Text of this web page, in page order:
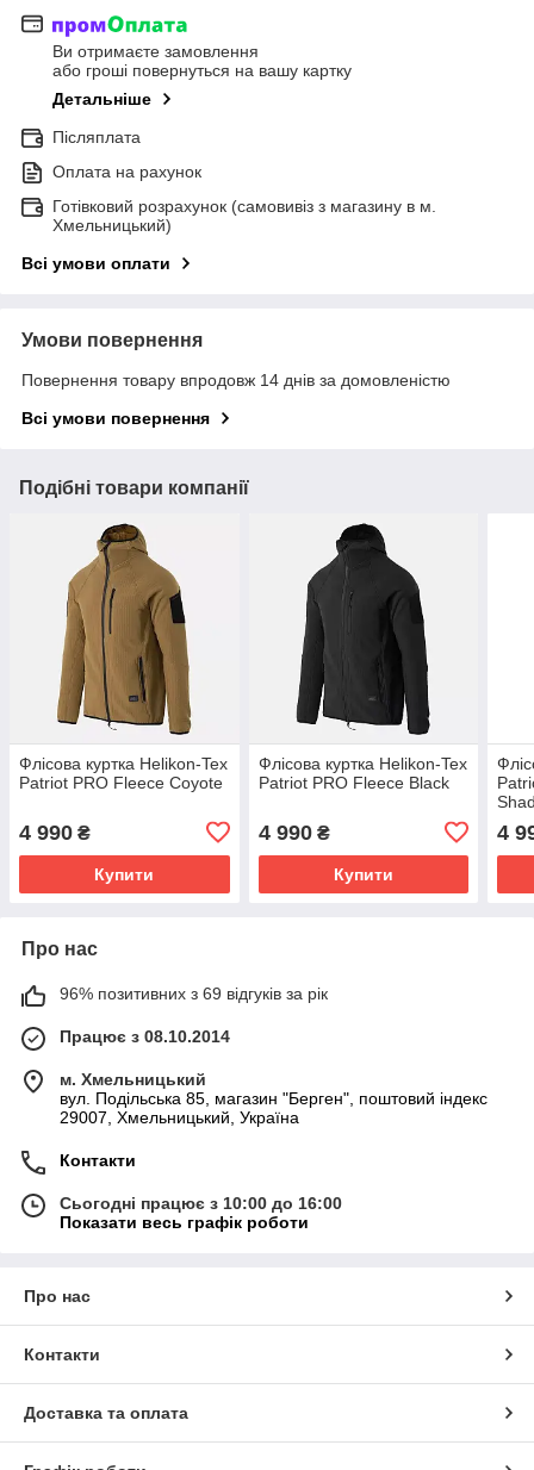
Ви отримаєте замовлення
або гроші повернуться на вашу картку
Детальніше
Післяплата
Оплата на рахунок
Готівковий розрахунок (самовивіз з магазину в м.
Хмельницький)
Всі умови оплати
Умови повернення
Повернення товару впродовж 14 днів за домовленістю
Всі умови повернення
Подібні товари компанії
Флісова куртка Helikon-Tex
Patriot PRO Fleece Coyote
4 990 ₴
Купити
Флісова куртка Helikon-Tex
Patriot PRO Fleece Black
4 990₴
Купити
4
Про нас
96% позитивних з 69 відгуків за рік
Працює з 08.10.2014
м. Хмельницький
вул. Подільська 85, магазин "Берген", поштовий індекс
29007, Хмельницький, Україна
Контакти
Сьогодні працює з 10:00 до 16:00
Показати весь графік роботи
Про нас
Контакти
Доставка та оплата